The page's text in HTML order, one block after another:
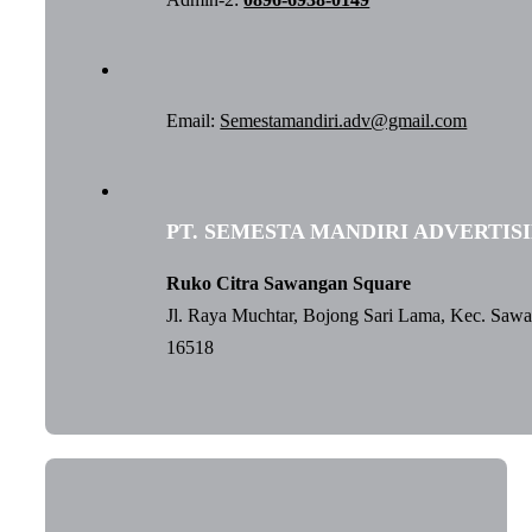
Email: Semestamandiri.adv@gmail.com
PT. SEMESTA MANDIRI
Ruko Citra Sawangan Square
Jl. Raya Muchtar, Bojong Sari Lama, Kec.
16518